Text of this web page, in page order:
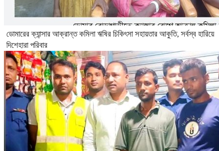
ডোমারের ক্যান্সার আক্রান্ত কমিলা ঋষির চিকিৎসা সহায়তার আকুতি, সর্বস্ব হারিয়ে
দিশেহারা পরিবার